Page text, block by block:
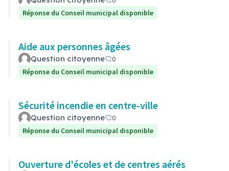
Réponse du Conseil municipal disponible
Aide aux personnes âgées
Question citoyenne
0
Réponse du Conseil municipal disponible
Sécurité incendie en centre-ville
Question citoyenne
0
Réponse du Conseil municipal disponible
Ouverture d'écoles et de centres aérés